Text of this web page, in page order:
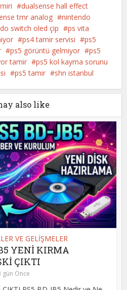
dualsense hall effect
tmr analog
nintendo
switch oled çip
ps vita
ps4 tamir servisi
ps5
ps5 görüntü gelmiyor
ps5
tamir
ps5 kol kayma sorunu
ps5 tamir shn istanbul
also like
VE GELİŞMELER
YENİ KIRMA
ÇIKTI
gün Önce